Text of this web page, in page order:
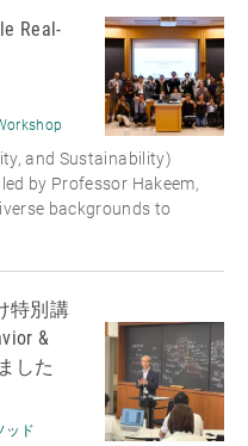
Real-
and Sustainability)
by Professor Hakeem,
backgrounds to
特別講
&
した
ッド